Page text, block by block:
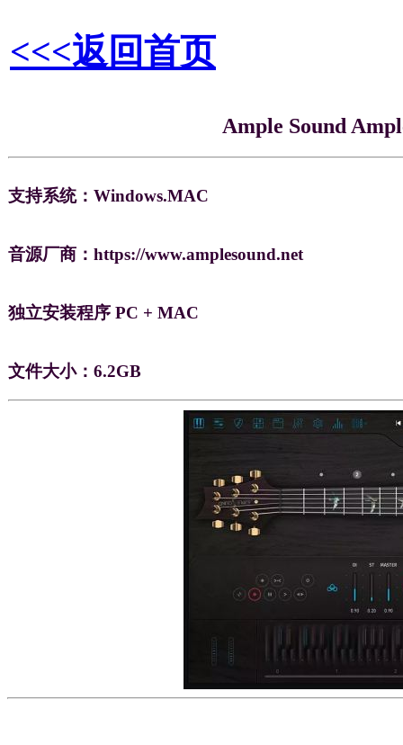
<<<返回首页
Ample Sound
支持系统：Windows.MAC
音源厂商：https://www.amplesound.net
独立安装程序 PC + MAC
文件大小：6.2GB